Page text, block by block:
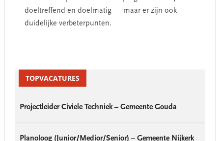
doeltreffend en doelmatig — maar er zijn ook
duidelijke verbeterpunten.
SidebarTOPVACATURES
Projectleider Civiele Techniek – Gemeente Gouda
Planoloog (Junior/Medior/Senior) – Gemeente Nijkerk